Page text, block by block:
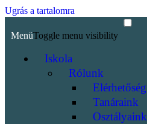
Ugrás a tartalomra
MenüToggle menu visibility
Iskola
Rólunk
Elérhetőség
Tanáraink
Osztályaink